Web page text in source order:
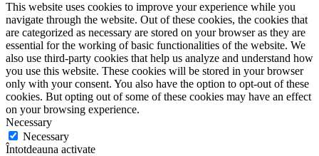
This website uses cookies to improve your experience while you
navigate through the website. Out of these cookies, the cookies that
are categorized as necessary are stored on your browser as they are
essential for the working of basic functionalities of the website. We
also use third-party cookies that help us analyze and understand how
you use this website. These cookies will be stored in your browser
only with your consent. You also have the option to opt-out of these
cookies. But opting out of some of these cookies may have an effect
on your browsing experience.
Necessary
Necessary
Întotdeauna activate